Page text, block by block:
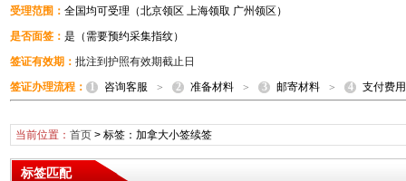
受理范围： 全国均可受理（北京领区 上海领取 广州领区）
是否面签： 是（需要预约采集指纹）
签证有效期： 批注到护照有效期截止日
签证办理流程： 1 咨询客服 > 2 准备材料 > 3 邮寄材料 > 4 支付费用
当前位置： 首页> 标签：加拿大小签续签
标签匹配